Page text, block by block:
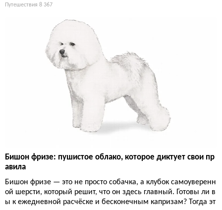
Путешествия 8 367
Бишон фризе: пушистое облако, которое диктует свои пр
авила
Бишон фризе — это не просто собачка, а клубок самоуверенн
ой шерсти, который решит, что он здесь главный. Готовы ли в
ы к ежедневной расчёске и бесконечным капризам? Тогда эт